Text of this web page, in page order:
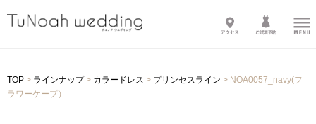
Line up
TOP > ラインナップ> カラードレス > プリンセスライン > NOA0057_navy(フ
ラワーケープ）